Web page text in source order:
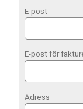
E-post
E-post för
Adress